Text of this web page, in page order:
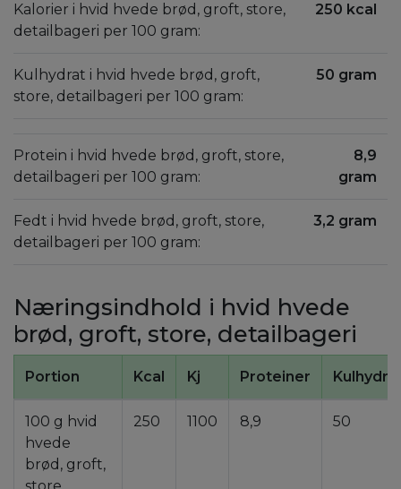
Kalorier i hvid hvede brød, groft, store,
detailbageri per 100 gram:
250 kcal
Kulhydrat i hvid hvede brød, groft,
store, detailbageri per 100 gram:
50 gram
Protein i hvid hvede brød, groft, store,
detailbageri per 100 gram:
8,9
gram
Fedt i hvid hvede brød, groft, store,
detailbageri per 100 gram:
3,2 gram
Næringsindhold i hvid hvede
brød, groft, store, detailbageri
Portion Kcal Kj Proteiner
100 g hvid
hvede
brød, groft,
250 1100 8,9 50